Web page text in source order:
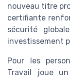
nouveau titre
certifiante
sécurité
investissement
Pour les
Travail joue